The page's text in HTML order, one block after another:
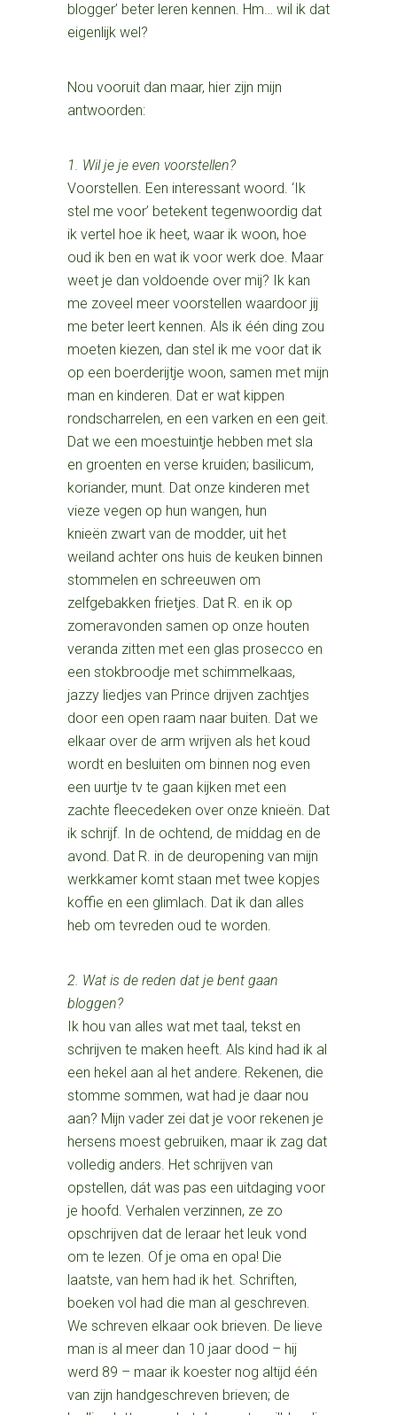
blogger’ beter leren kennen. Hm… wil ik dat
eigenlijk wel?
Nou vooruit dan maar, hier zijn mijn
antwoorden:
1. Wil je je even voorstellen?
Voorstellen. Een interessant woord. ‘Ik
stel me voor’ betekent tegenwoordig dat
ik vertel hoe ik heet, waar ik woon, hoe
oud ik ben en wat ik voor werk doe. Maar
weet je dan voldoende over mij? Ik kan
me zoveel meer voorstellen waardoor jij
me beter leert kennen. Als ik één ding zou
moeten kiezen, dan stel ik me voor dat ik
op een boerderijtje woon, samen met mijn
man en kinderen. Dat er wat kippen
rondscharrelen, en een varken en een geit.
Dat we een moestuintje hebben met sla
en groenten en verse kruiden; basilicum,
koriander, munt. Dat onze kinderen met
vieze vegen op hun wangen, hun
knieën zwart van de modder, uit het
weiland achter ons huis de keuken binnen
stommelen en schreeuwen om
zelfgebakken frietjes. Dat R. en ik op
zomeravonden samen op onze houten
veranda zitten met een glas prosecco en
een stokbroodje met schimmelkaas,
jazzy liedjes van Prince drijven zachtjes
door een open raam naar buiten. Dat we
elkaar over de arm wrijven als het koud
wordt en besluiten om binnen nog even
een uurtje tv te gaan kijken met een
zachte fleecedeken over onze knieën. Dat
ik schrijf. In de ochtend, de middag en de
avond. Dat R. in de deuropening van mijn
werkkamer komt staan met twee kopjes
koffie en een glimlach. Dat ik dan alles
heb om tevreden oud te worden.
2. Wat is de reden dat je bent gaan
bloggen?
Ik hou van alles wat met taal, tekst en
schrijven te maken heeft. Als kind had ik al
een hekel aan al het andere. Rekenen, die
stomme sommen, wat had je daar nou
aan? Mijn vader zei dat je voor rekenen je
hersens moest gebruiken, maar ik zag dat
volledig anders. Het schrijven van
opstellen, dát was pas een uitdaging voor
je hoofd. Verhalen verzinnen, ze zo
opschrijven dat de leraar het leuk vond
om te lezen. Of je oma en opa! Die
laatste, van hem had ik het. Schriften,
boeken vol had die man al geschreven.
We schreven elkaar ook brieven. De lieve
man is al meer dan 10 jaar dood – hij
werd 89 – maar ik koester nog altijd één
van zijn handgeschreven brieven; de